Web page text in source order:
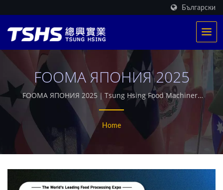
Български
FOOMA ЯПОНИЯ 2025
FOOMA ЯПОНИЯ 2025｜Tsung Hsing Food Machinery
｜TSHS
Home